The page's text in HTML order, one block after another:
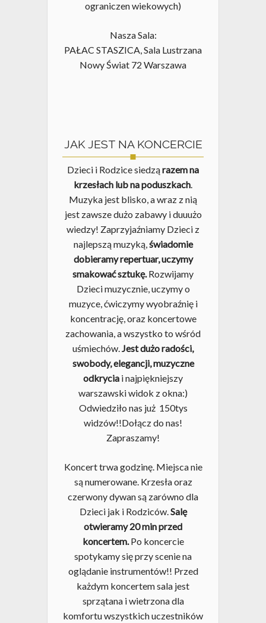
ograniczen wiekowych)
Nasza Sala:
PAŁAC STASZICA, Sala Lustrzana
Nowy Świat 72 Warszawa
JAK JEST NA KONCERCIE
Dzieci i Rodzice siedząrazem na
krzesłach lub na poduszkach.
Muzyka jest blisko, a wraz z nią
jest zawsze dużo zabawy i duuużo
wiedzy! Zaprzyjaźniamy Dzieci z
najlepszą muzyką,świadomie
dobieramy repertuar, uczymy
smakować sztukę.Rozwijamy
Dzieci muzycznie, uczymy o
muzyce, ćwiczymy wyobraźnię i
koncentrację, oraz koncertowe
zachowania, a wszystko to wśród
uśmiechów.Jest dużo radości,
swobody, elegancji, muzyczne
odkrycia i najpiękniejszy
warszawski widok z okna:)
Odwiedziło nas już 150tys
widzów!!Dołącz do nas!
Zapraszamy!
Koncert trwa godzinę. Miejsca nie
są numerowane. Krzesła oraz
czerwony dywan są zarówno dla
Dzieci jak i Rodziców.Salę
otwieramy 20 min przed
koncertem.Po koncercie
spotykamy się przy scenie na
oglądanie instrumentów!! Przed
każdym koncertem sala jest
sprzątana i wietrzona dla
komfortu wszystkich uczestników